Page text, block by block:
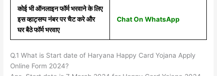
कोई भी ऑनलाइन फॉर्म भरवाने के लिए
इस व्हाट्सप्प नंबर पर चैट करे और
घर बैठे फॉर्म भरवाए
Chat On WhatsApp
Q.1 What is Start date of Haryana Happy Card Yojana Apply
Online Form 2024?